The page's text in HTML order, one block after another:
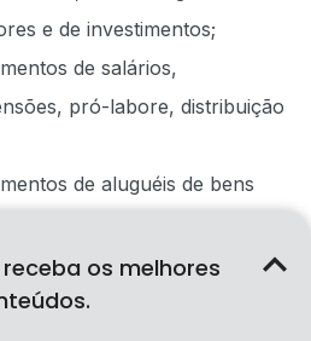
e de investimentos;
de salários,
pró-labore, distribuição
de aluguéis de bens
rendas recebidas em 2023,
e pensão alimentícia;
os melhores